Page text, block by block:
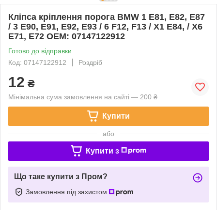
Кліпса кріплення порога BMW 1 E81, E82, E87
/ 3 E90, E91, E92, E93 / 6 F12, F13 / X1 E84, / X6
E71, E72 OEM: 07147122912
Готово до відправки
Код: 07147122912
Роздріб
12 ₴
Мінімальна сума замовлення на сайті — 200 ₴
Купити
або
Купити з
Що таке купити з Пром?
Замовлення під захистом